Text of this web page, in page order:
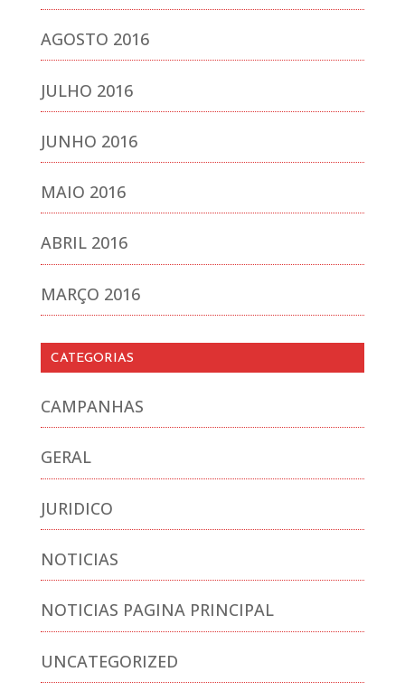
AGOSTO 2016
JULHO 2016
JUNHO 2016
MAIO 2016
ABRIL 2016
MARÇO 2016
CATEGORIAS
CAMPANHAS
GERAL
JURIDICO
NOTICIAS
NOTICIAS PAGINA PRINCIPAL
UNCATEGORIZED